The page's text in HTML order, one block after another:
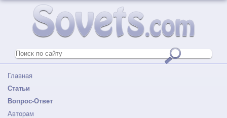
Главная
Статьи
Вопрос-Ответ
Авторам